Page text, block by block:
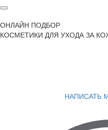
ОНЛАЙН ПОДБОР
КОСМЕТИКИ ДЛЯ УХОДА ЗА
НАПИСАТЬ